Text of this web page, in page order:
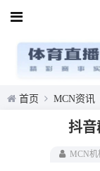
首页 MCN资讯
抖音
MCN机